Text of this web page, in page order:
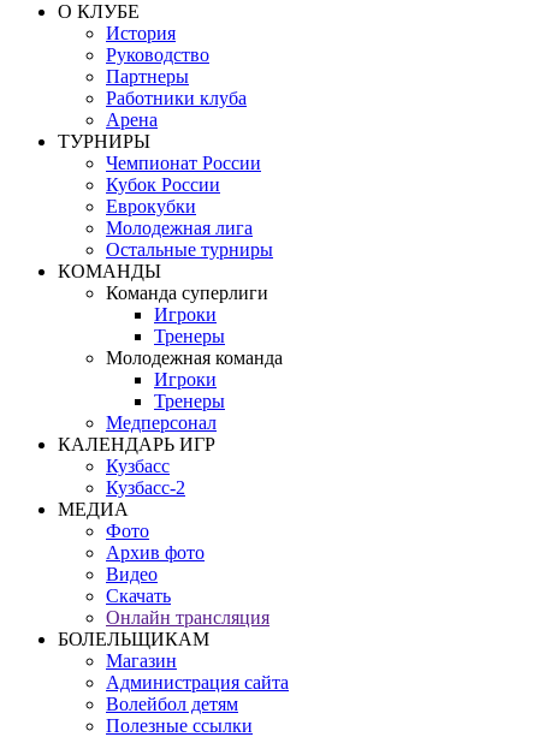
О КЛУБЕ
История
Руководство
Партнеры
Работники клуба
Арена
ТУРНИРЫ
Чемпионат России
Кубок России
Еврокубки
Молодежная лига
Остальные турниры
КОМАНДЫ
Команда суперлиги
Игроки
Тренеры
Молодежная команда
Игроки
Тренеры
Медперсонал
КАЛЕНДАРЬ ИГР
Кузбасс
Кузбасс-2
МЕДИА
Фото
Архив фото
Видео
Скачать
Онлайн трансляция
БОЛЕЛЬЩИКАМ
Магазин
Администрация сайта
Волейбол детям
Полезные ссылки